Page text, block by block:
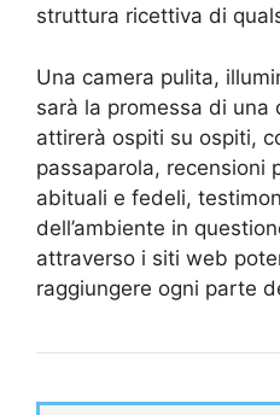
struttura ricettiva di
Una camera pulita,
sarà la promessa di una
attirerà ospiti su ospiti,
passaparola, recensioni
abituali e fedeli,
dell’ambiente in
attraverso i siti web
raggiungere ogni parte